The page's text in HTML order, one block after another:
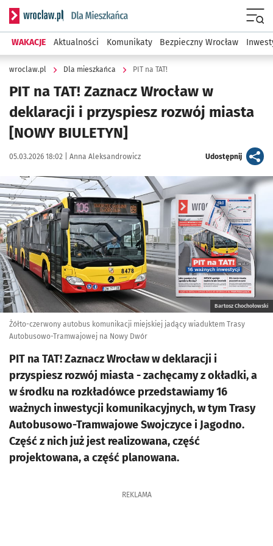
Serwis informacyjny wroclaw.pl podserwis: Dla mieszkańca
WAKACJE Aktualności Komunikaty Bezpieczny Wrocław
wroclaw.pl Dla mieszkańca PIT na TAT!
PIT na TAT! Zaznacz Wrocław w
deklaracji i przyspiesz rozwój miasta
[NOWY BIULETYN]
Data publikacji:
05.03.2026 18:02 | Autor:
Anna Aleksandrowicz Udostępnijartykuł
Kliknij, aby powiększyć
Bartosz Chochołowski
Żółto-czerwony autobus komunikacji miejskiej jadący wiaduktem Trasy
Autobusowo-Tramwajowej na Nowy Dwór
PIT na TAT! Zaznacz Wrocław w deklaracji i
przyspiesz rozwój miasta - zachęcamy z okładki, a
w środku na rozkładówce przedstawiamy 16
ważnych inwestycji komunikacyjnych, w tym Trasy
Autobusowo-Tramwajowe Swojczyce i Jagodno.
Część z nich już jest realizowana, część
projektowana, a część planowana.
REKLAMA